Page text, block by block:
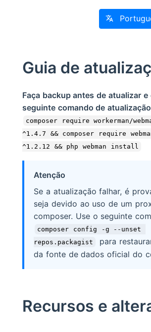
Guia de
Faça backup antes de atualizar e
seguinte comando de atualização
composer require workerman/
^1.4.7 && composer require
^1.2.12 && php webman install
Atenção
Se a atualização falhar, é
seja devido ao uso de um
composer. Use o seguinte
composer config -g --unset
repos.packagist
para
da fonte de dados oficial do
Recursos e